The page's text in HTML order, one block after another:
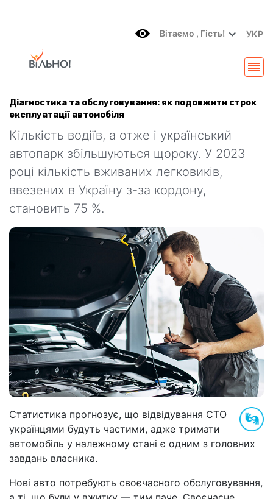
Вітаємo , Гість! УКР
Діагностика та обслуговування: як подовжити строк
експлуатації автомобіля
Кількість водіїв, а отже і український
автопарк збільшуються щороку. У 2023
році кількість вживаних легковиків,
ввезених в Україну з-за кордону,
становить 75 %.
Статистика прогнозує, що відвідування СТО
українцями будуть частими, адже тримати
автомобіль у належному стані є одним з головних
завдань власника.
Нові авто потребують своєчасного обслуговування,